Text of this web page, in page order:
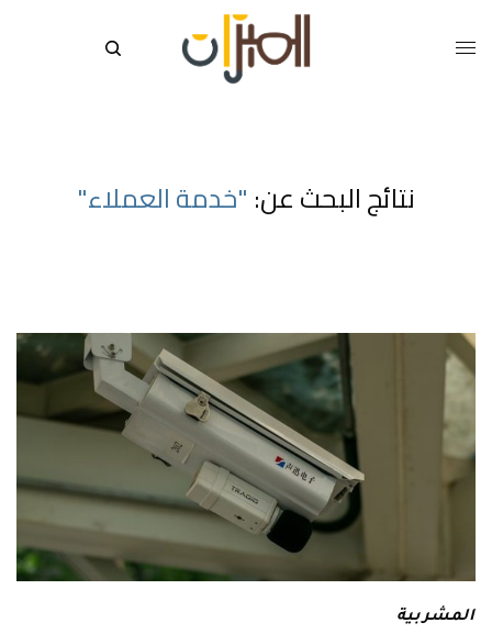
نتائج البحث عن: "خدمة العملاء"
المشربية